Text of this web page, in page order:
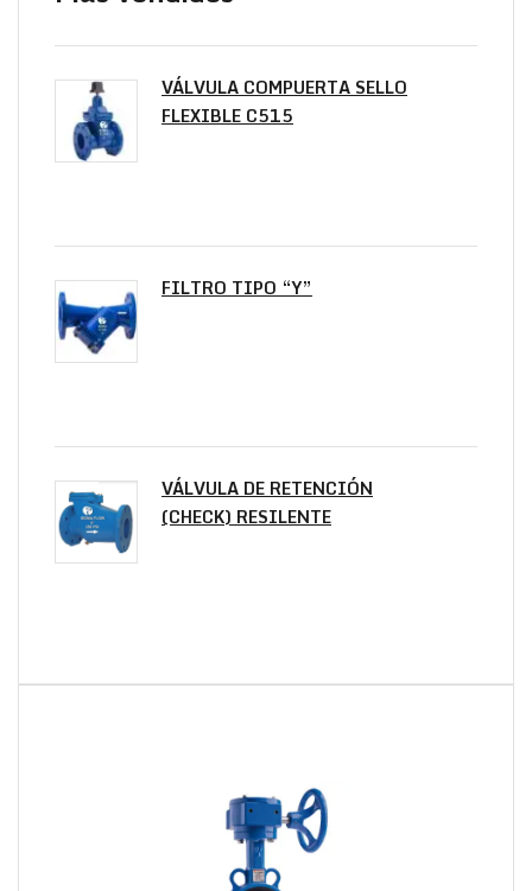
VÁLVULA COMPUERTA SELLO
FLEXIBLE C515
FILTRO TIPO “Y”
VÁLVULA DE RETENCIÓN
(CHECK) RESILENTE